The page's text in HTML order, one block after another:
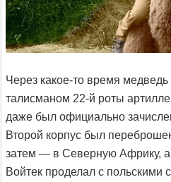
Через какое-то время
талисманом 22-й роты
даже был официально
Второй корпус был
затем — в Северную Африку,
Войтек проделал с польскими